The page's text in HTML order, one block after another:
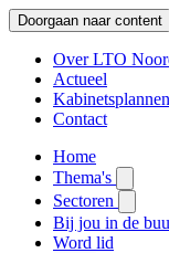
Doorgaan naar content
Over LTO
Actueel
Kabinetsplannen
Contact
Home
Thema's
Sectoren
Bij jou in de
Word lid